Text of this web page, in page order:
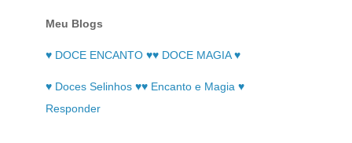
Meu Blogs
♥ DOCE ENCANTO ♥♥ DOCE MAGIA ♥
♥ Doces Selinhos ♥♥ Encanto e Magia ♥
Responder